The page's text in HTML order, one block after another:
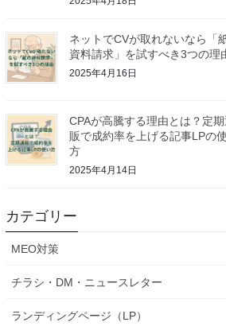
ネットでCVが取れないなら「
資料請求」を試すべき3つの理
2025年4月16日
CPAが高騰する理由とは？定期
販で成約率を上げる記事LPの
方
2025年4月14日
カテゴリー
MEO対策
チラシ・DM・ニュースレター
ランディングページ（LP）